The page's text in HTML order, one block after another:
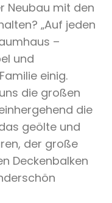
Neubau mit den
„Auf jeden
–
und
einig.
die großen
die
geölte und
der große
Deckenbalken